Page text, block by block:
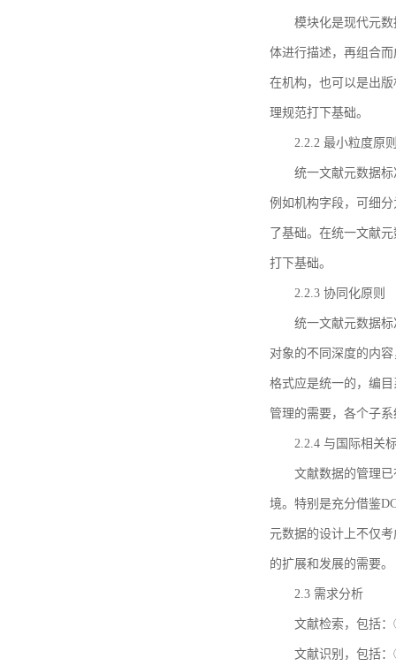
模块化是现代元
体进行描述，再组合
在机构，也可以是出
理规范打下基础。
2.2.2 最小粒度原
统一文献元数据
例如机构字段，可细
了基础。在统一文献
打下基础。
2.2.3 协同化原则
统一文献元数据
对象的不同深度的内
格式应是统一的，编
管理的需要，各个子
2.2.4 与国际相关
文献数据的管理
境。特别是充分借鉴
元数据的设计上不仅
的扩展和发展的需要。
2.3 需求分析
文献检索，包括
文献识别，包括